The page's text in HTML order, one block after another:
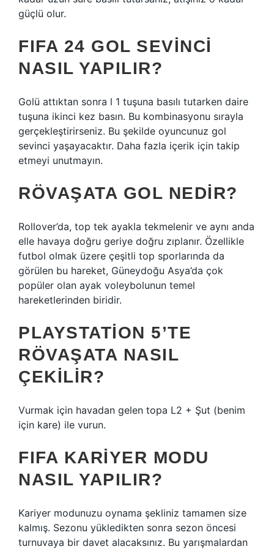
güçlü olur.
FIFA 24 GOL SEVINCI
NASIL YAPILIR?
Golü attıktan sonra l 1 tuşuna basılı tutarken daire
tuşuna ikinci kez basın. Bu kombinasyonu sırayla
gerçekleştirirseniz. Bu şekilde oyuncunuz gol
sevinci yaşayacaktır. Daha fazla içerik için takip
etmeyi unutmayın.
RÖVAŞATA GOL NEDIR?
Rollover’da, top tek ayakla tekmelenir ve aynı anda
elle havaya doğru geriye doğru zıplanır. Özellikle
futbol olmak üzere çeşitli top sporlarında da
görülen bu hareket, Güneydoğu Asya’da çok
popüler olan ayak voleybolunun temel
hareketlerinden biridir.
PLAYSTATION 5’TE
RÖVAŞATA NASIL
ÇEKILIR?
Vurmak için havadan gelen topa L2 + Şut (benim
için kare) ile vurun.
FIFA KARIYER MODU
NASIL YAPILIR?
Kariyer modunuzu oynama şekliniz tamamen size
kalmış. Sezonu yükledikten sonra sezon öncesi
turnuvaya bir davet alacaksınız. Bu yarışmalardan